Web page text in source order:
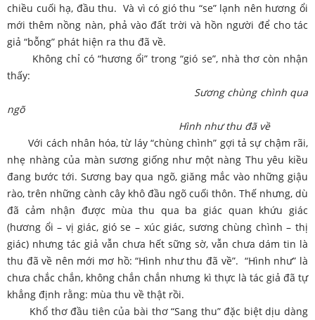
chiều cuối hạ, đầu thu. Và vì có gió thu “se” lạnh nên hương ổi
mới thêm nồng nàn, phả vào đất trời và hồn người để cho tác
giả “bỗng” phát hiện ra thu đã về.
Không chỉ có “hương ổi” trong “gió se”, nhà thơ còn nhận
thấy:
Sương chùng chình qua
ngõ
Hình như thu đã về
Với cách nhân hóa, từ láy “chùng chình” gợi tả sự chậm rãi,
nhẹ nhàng của màn sương giống như một nàng Thu yêu kiều
đang bước tới. Sương bay qua ngõ, giăng mắc vào những giậu
rào, trên những cành cây khô đầu ngõ cuối thôn. Thế nhưng, dù
đã cảm nhận được mùa thu qua ba giác quan khứu giác
(hương ổi – vị giác, gió se – xúc giác, sương chùng chình – thị
giác) nhưng tác giả vẫn chưa hết sững sờ, vẫn chưa dám tin là
thu đã về nên mới mơ hồ: “Hình như thu đã về”. “Hình như” là
chưa chắc chắn, không chắn chắn nhưng kì thực là tác giả đã tự
khẳng định rằng: mùa thu về thật rồi.
Khổ thơ đầu tiên của bài thơ “Sang thu” đặc biệt dịu dàng